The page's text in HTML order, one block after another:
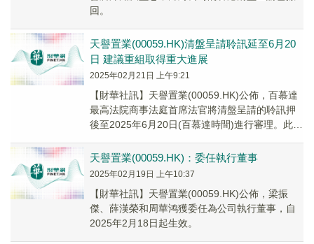
回。
天譽置業(00059.HK)清盤呈請聆訊延至6月20
日 建議重組取得重大進展
2025年02月21日 上午9:21
【財華社訊】天譽置業(00059.HK)公佈，百慕達
最高法院商事法庭首席法官將清盤呈請的聆訊押
後至2025年6月20日(百慕達時間)進行審理。此
天譽置業(00059.HK)：委任執行董事
2025年02月19日 上午10:37
【財華社訊】天譽置業(00059.HK)公佈，梁振
傑、薛漢榮和周華鸿獲委任為公司執行董事，自
2025年2月18日起生效。